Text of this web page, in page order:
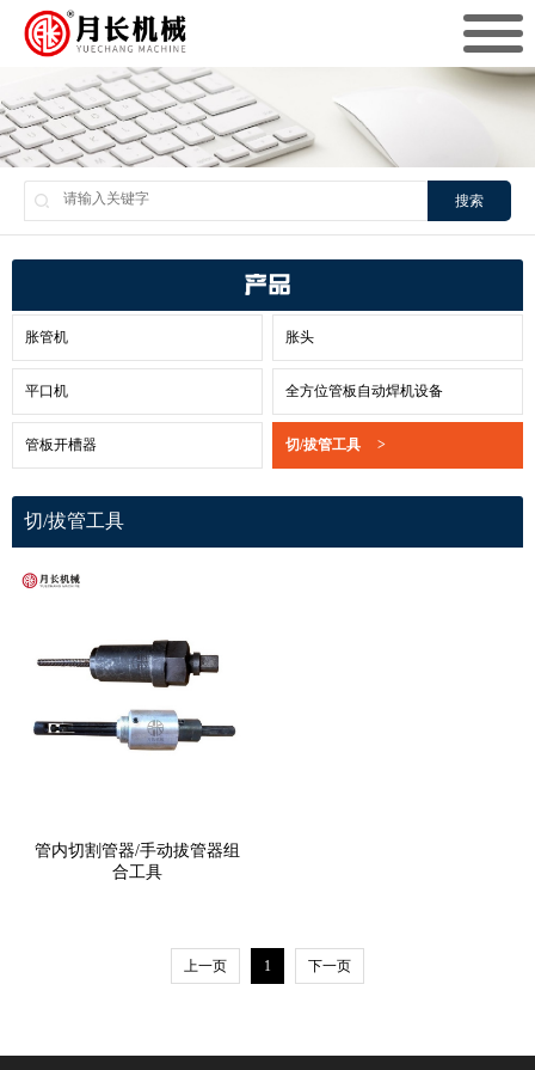
搜索
产品
胀管机 胀头
平口机 全方位管板自动焊机设备
管板开槽器 切/拔管工具 >
切/拔管工具
管内切割管器/手动拔管器组
合工具
上一页 1 下一页